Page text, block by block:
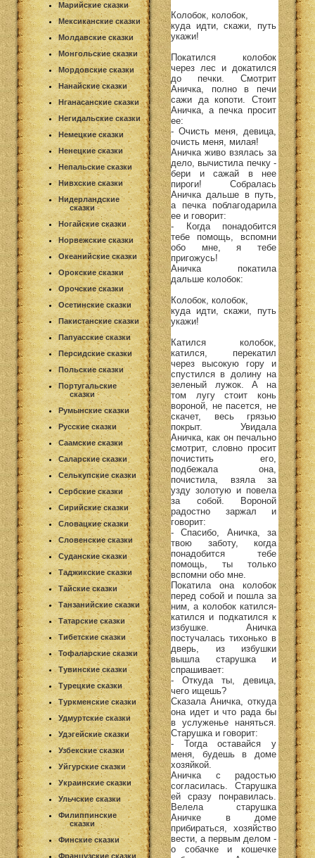
Марийские сказки
Мексиканские сказки
Молдавские сказки
Монгольские сказки
Мордовские сказки
Нанайские сказки
Нганасанские сказки
Негидальские сказки
Немецкие сказки
Ненецкие сказки
Непальские сказки
Нивхские сказки
Нидерландские
сказки
Ногайские сказки
Норвежские сказки
Океанийские сказки
Орокские сказки
Орочские сказки
Осетинские сказки
Пакистанские сказки
Папуасские сказки
Персидские сказки
Польские сказки
Португальские
сказки
Румынские сказки
Русские сказки
Саамские сказки
Саларские сказки
Селькупские сказки
Сербские сказки
Сирийские сказки
Словацкие сказки
Словенские сказки
Суданские сказки
Таджикские сказки
Тайские сказки
Танзанийские сказки
Татарские сказки
Тибетские сказки
Тофаларские сказки
Тувинские сказки
Турецкие сказки
Туркменские сказки
Удмуртские сказки
Удэгейские сказки
Узбекские сказки
Уйгурские сказки
Украинские сказки
Ульчские сказки
Филиппинские
сказки
Финские сказки
Французские сказки
Колобок, колобок,
куда идти, скажи, путь
укажи!
Покатился колобок
через лес и докатился
до печки. Смотрит
Аничка, полно в печи
сажи да копоти. Стоит
Аничка, а печка просит
ее:
- Очисть меня, девица,
очисть меня, милая!
Аничка живо взялась за
дело, вычистила печку -
бери и сажай в нее
пироги! Собралась
Аничка дальше в путь,
а печка поблагодарила
ее и говорит:
- Когда понадобится
тебе помощь, вспомни
обо мне, я тебе
пригожусь!
Аничка покатила
дальше колобок:
Колобок, колобок,
куда идти, скажи, путь
укажи!
Катился колобок,
катился, перекатил
через высокую гору и
спустился в долину на
зеленый лужок. А на
том лугу стоит конь
вороной, не пасется, не
скачет, весь грязью
покрыт. Увидала
Аничка, как он печально
смотрит, словно просит
почистить его,
подбежала она,
почистила, взяла за
узду золотую и повела
за собой. Вороной
радостно заржал и
говорит:
- Спасибо, Аничка, за
твою заботу, когда
понадобится тебе
помощь, ты только
вспомни обо мне.
Покатила она колобок
перед собой и пошла за
ним, а колобок катился-
катился и подкатился к
избушке. Аничка
постучалась тихонько в
дверь, из избушки
вышла старушка и
спрашивает:
- Откуда ты, девица,
чего ищешь?
Сказала Аничка, откуда
она идет и что рада бы
в услуженье наняться.
Старушка и говорит:
- Тогда оставайся у
меня, будешь в доме
хозяйкой.
Аничка с радостью
согласилась. Старушка
ей сразу понравилась.
Велела старушка
Аничке в доме
прибираться, хозяйство
вести, а первым делом -
о собачке и кошечке